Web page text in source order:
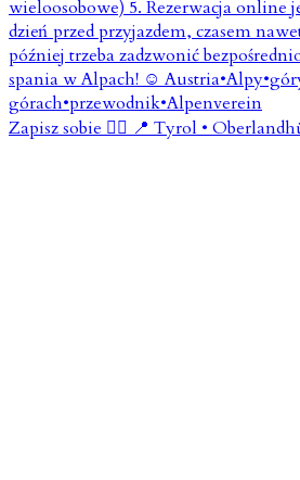
Zapisz sobie 👇🏼 📍 Tyrol •